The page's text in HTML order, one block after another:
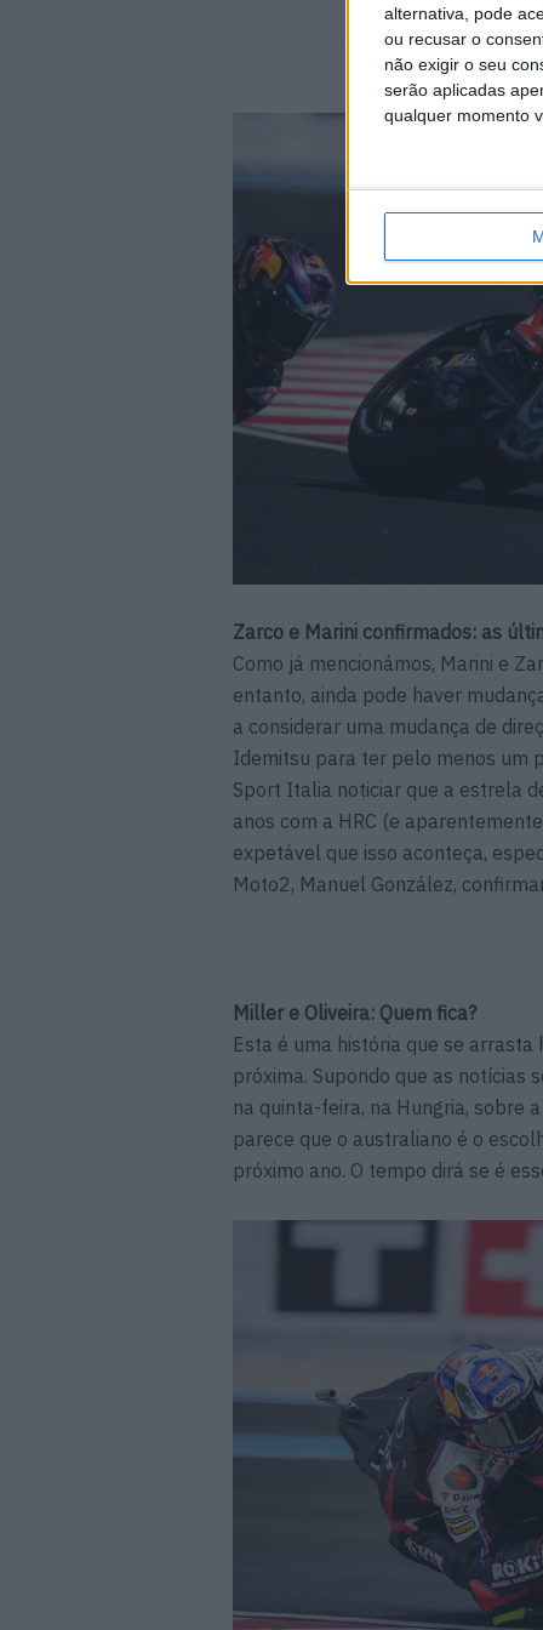
alternativa, pode
ou recusar o
não exigir o seu
serão aplicadas
qualquer momento
Zarco e Marini confirmados: as
Como já mencionámos, Marini e
entanto, ainda pode haver
a considerar uma mudança de
Idemitsu para ter pelo menos um
Sport Italia noticiar que a estrela
anos com a HRC (e
expetável que isso aconteça,
Moto2, Manuel González,
Miller e Oliveira: Quem fica?
Esta é uma história que se
próxima. Supondo que as notícias
na quinta-feira, na Hungria, sobre
parece que o australiano é o
próximo ano. O tempo dirá se é